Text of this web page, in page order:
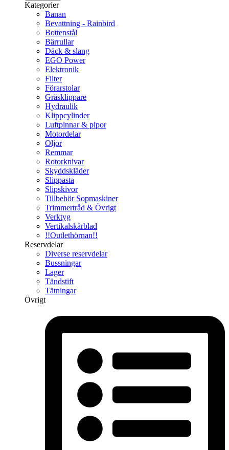
Kategorier
Banan
Bevattning - Rainbird
Bottenstål
Bärrullar
Däck & slang
EGO Power
Elektronik
Filter
Förarstolar
Gräsklippare
Hydraulik
Klippcylinder
Luftpinnar & pipor
Motordelar
Oljor
Remmar
Rotorknivar
Skyddskläder
Slippasta
Slipskivor
Tillbehör Sopmaskiner
Trimmertråd & Övrigt
Verktyg
Vertikalskärblad
!!Outlethörnan!!
Reservdelar
Diverse reservdelar
Bussningar
Lager
Tändstift
Tätningar
Övrigt